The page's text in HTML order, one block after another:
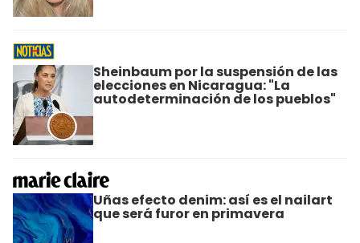
Sheinbaum por la suspensión de las
elecciones en Nicaragua: "La
autodeterminación de los pueblos"
Uñas efecto denim: así es el nailart
que será furor en primavera